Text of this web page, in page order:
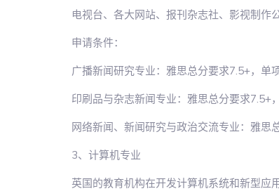
电视台、各大网站、报刊杂志社、影视制作
申请条件：
广播新闻研究专业：雅思总分要求7.5+，单
印刷品与杂志新闻专业：雅思总分要求7.5+
网络新闻、新闻研究与政治交流专业：雅思
3、计算机专业
英国的教育机构在开发计算机系统和新型应